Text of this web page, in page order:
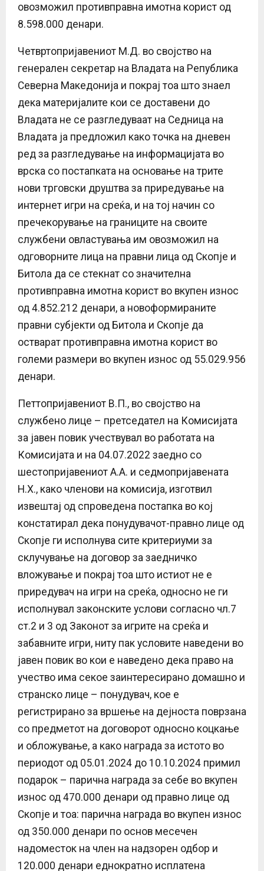
овозможил противправна имотна корист од
8.598.000 денари.
Четвртопријавениот М.Д. во својство на
генерален секретар на Владата на Република
Северна Македонија и покрај тоа што знаел
дека материјалите кои се доставени до
Владата не се разгледуваат на Седница на
Владата ја предложил како точка на дневен
ред за разгледување на информацијата во
врска со постапката на основање на трите
нови трговски друштва за приредување на
интернет игри на среќа, и на тој начин со
пречекорување на границите на своите
службени овластувања им овозможил на
одговорните лица на правни лица од Скопје и
Битола да се стекнат со значителна
противправна имотна корист во вкупен износ
од 4.852.212 денари, а новоформираните
правни субјекти од Битола и Скопје да
остварат противправна имотна корист во
големи размери во вкупен износ од 55.029.956
денари.
Петтопријавениот В.П., во својство на
службено лице – претседател на Комисијата
за јавен повик учествувал во работата на
Комисијата и на 04.07.2022 заедно со
шестопријавениот А.А. и седмопријавената
Н.Х., како членови на комисија, изготвил
извештај од спроведена постапка во кој
констатирал дека понудувачот-правно лице од
Скопје ги исполнува сите критериуми за
склучување на договор за заедничко
вложување и покрај тоа што истиот не е
приредувач на игри на среќа, односно не ги
исполнувал законските услови согласно чл.7
ст.2 и 3 од Законот за игрите на среќа и
забавните игри, ниту пак условите наведени во
јавен повик во кои е наведено дека право на
учество има секое заинтересирано домашно и
странско лице – понудувач, кое е
регистрирано за вршење на дејноста поврзана
со предметот на договорот односно коцкање
и обложување, а како награда за истото во
периодот од 05.01.2024 до 10.10.2024 примил
подарок – парична награда за себе во вкупен
износ од 470.000 денари од правно лице од
Скопје и тоа: парична награда во вкупен износ
од 350.000 денари по основ месечен
надоместок на член на надзорен одбор и
120.000 денари еднократно исплатена